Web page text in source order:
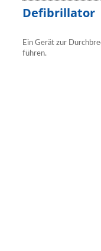
Defibrillator
Ein Gerät zur
führen.